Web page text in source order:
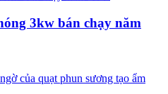
3kw bán chạy năm